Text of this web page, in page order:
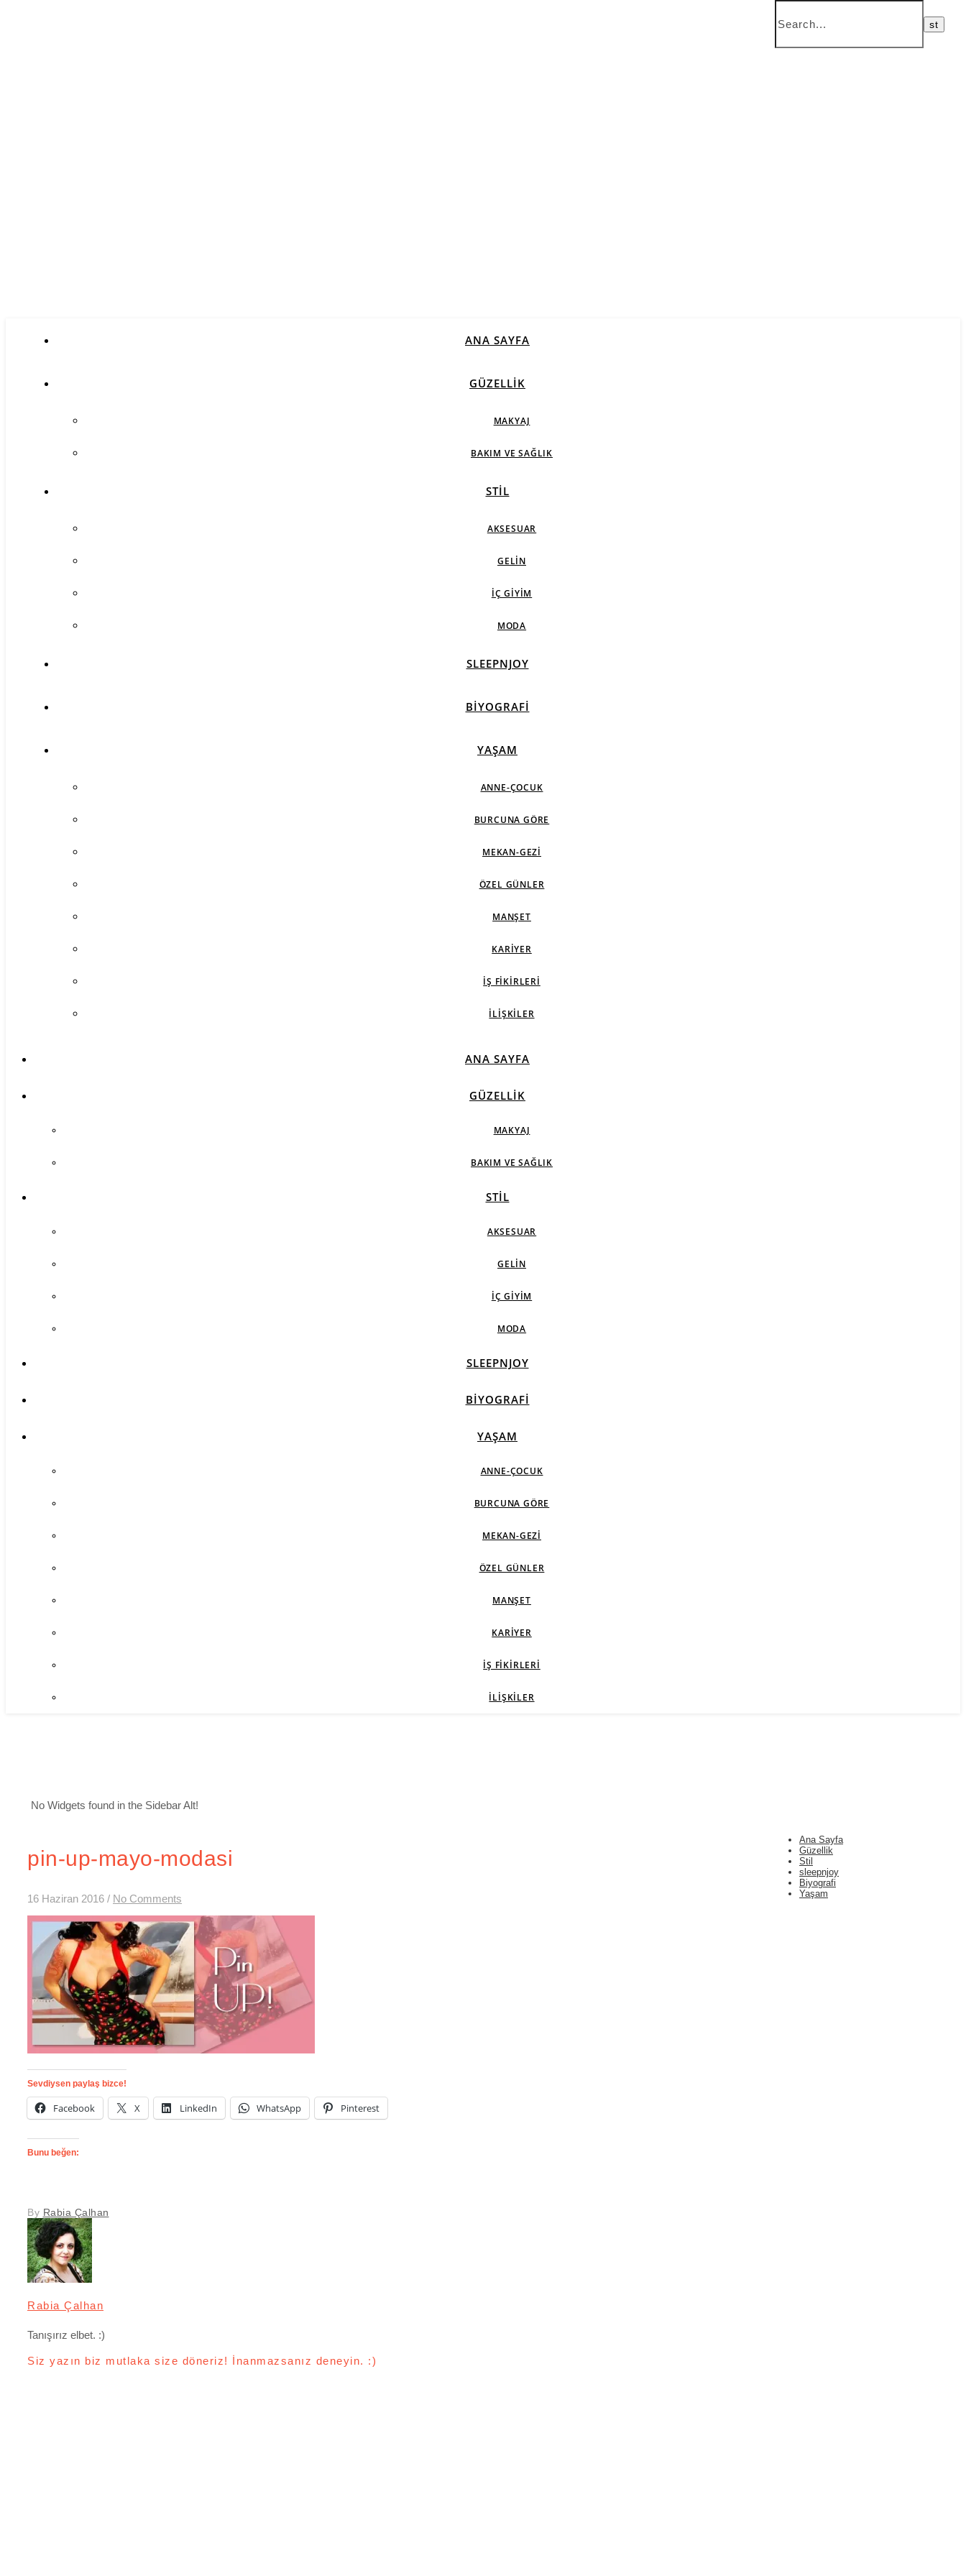
ANA SAYFA
GÜZELLIK
MAKYAJ
BAKIM VE SAĞLIK
STIL
AKSESUAR
GELIN
İÇ GIYIM
MODA
SLEEPNJOY
BIYOGRAFI
YAŞAM
ANNE-ÇOCUK
BURCUNA GÖRE
MEKAN-GEZI
ÖZEL GÜNLER
MANŞET
KARIYER
İŞ FIKIRLERI
İLIŞKILER
ANA SAYFA
GÜZELLIK
MAKYAJ
BAKIM VE SAĞLIK
STIL
AKSESUAR
GELIN
İÇ GIYIM
MODA
SLEEPNJOY
BIYOGRAFI
YAŞAM
ANNE-ÇOCUK
BURCUNA GÖRE
MEKAN-GEZI
ÖZEL GÜNLER
MANŞET
KARIYER
İŞ FIKIRLERI
İLIŞKILER
No Widgets found in the Sidebar Alt!
pin-up-mayo-modasi
16 Haziran 2016 / No Comments
Sevdiysen paylaş bizce!
Facebook X LinkedIn WhatsApp Pinterest
Bunu beğen:
By Rabia Çalhan
Rabia Çalhan
Tanışırız elbet. :)
Siz yazın biz mutlaka size döneriz! İnanmazsanız deneyin. :)
Ana Sayfa
Güzellik
Stil
sleepnjoy
Biyografi
Yaşam